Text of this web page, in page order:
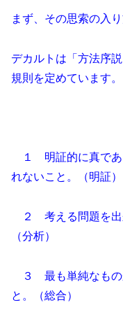
まず、その思索の入
デカルトは「方法序
規則を定めています。
１ 明証的に真であ
れないこと。（明証）
２ 考える問題を出
（分析）
３ 最も単純なもの
と。（総合）